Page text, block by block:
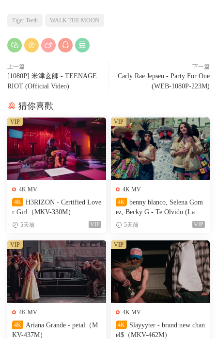
Tiger Teeth WALK THE MOON
上一篇
[1080P] 米津玄師 - TEENAGE
RIOT (Official Video)
下一篇
Carly Rae Jepsen - Party For One
(WEB-1080P-223M)
猜你喜歡
4K MV
4K
H3RIZON - Certified Love
r Girl（MKV-330M）
5天前 VIP
VIP
4K MV
4K
benny blanco, Selena Gom
ez, Becky G - Te Olvido (La L
a)（MKV-327M）
5天前 VIP
VIP
4K MV
4K
Ariana Grande - petal（M
KV-437M）
VIP
4K MV
4K
Slayyyter - brand new chan
el$（MKV-462M）
VIP